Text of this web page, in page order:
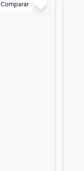
Comparar